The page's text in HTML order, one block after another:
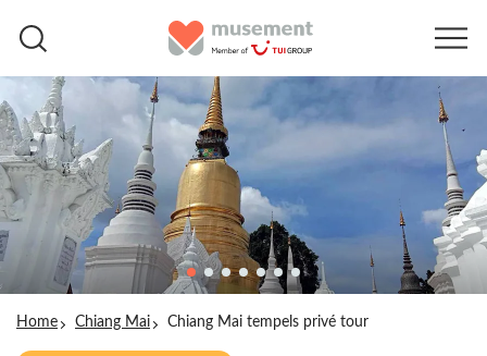
Home Chiang Mai Chiang Mai tempels privé tour